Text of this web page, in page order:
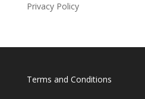
Privacy Policy
Terms and Conditions